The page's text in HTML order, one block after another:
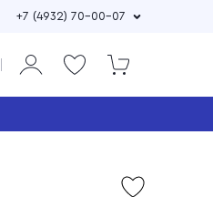
+7 (4932) 70-00-07